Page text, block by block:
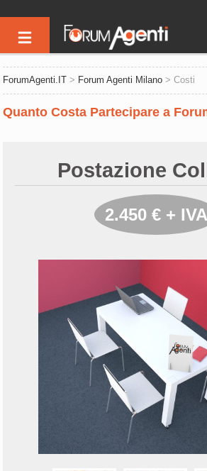
ForumAgenti.IT > Forum Agenti Milano > Costi
Quanto Costa Partecipare a
Postazione
2.450 € + IVA